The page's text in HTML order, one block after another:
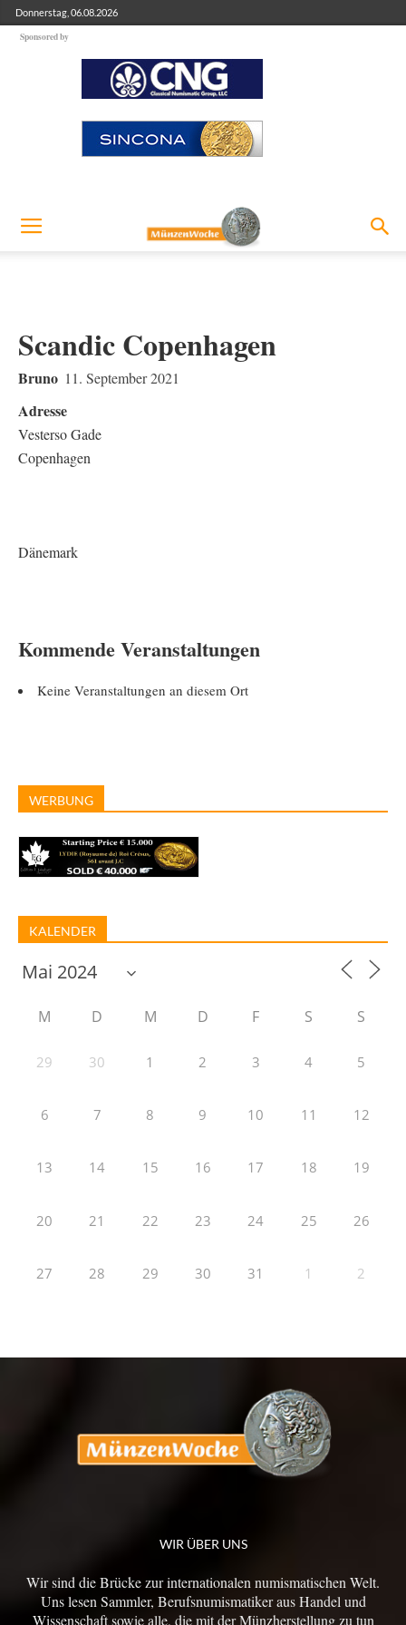
Donnerstag, 06.08.2026
Sponsored by
Scandic Copenhagen
Bruno 11. September 2021
Adresse
Vesterso Gade
Copenhagen
Dänemark
Kommende Veranstaltungen
Keine Veranstaltungen an diesem Ort
WERBUNG
KALENDER
M D M D F S S
29 30 1 2 3 4 5
6 7 8 9 10 11 12
13 14 15 16 17 18 19
20 21 22 23 24 25 26
27 28 29 30 31 1 2
WIR ÜBER UNS
Wir sind die Brücke zur internationalen numismatischen Welt.
Uns lesen Sammler, Berufsnumismatiker aus Handel und
Wissenschaft sowie alle, die mit der Münzherstellung zu tun